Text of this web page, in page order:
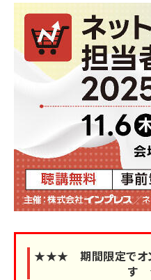
★★★ 期間限定でオン
す